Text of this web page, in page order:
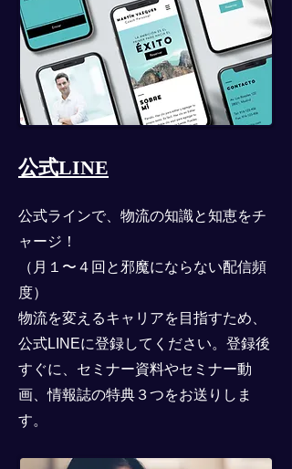
公式LINE
公式ラインで、物流の知識と知恵をチ
ャージ！
（月１〜４回と邪魔にならない配信頻
度）
物流を変えるキャリアを目指すため、
公式LINEに登録してください。登録後
すぐに、セミナー資料やセミナー動
画、情報誌の特典３つをお送りしま
す。